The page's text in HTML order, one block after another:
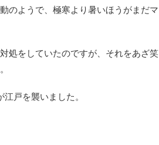
のようで、極寒より暑いほうがまだマ
処をしていたのですが、それをあざ笑
戸を襲いました。